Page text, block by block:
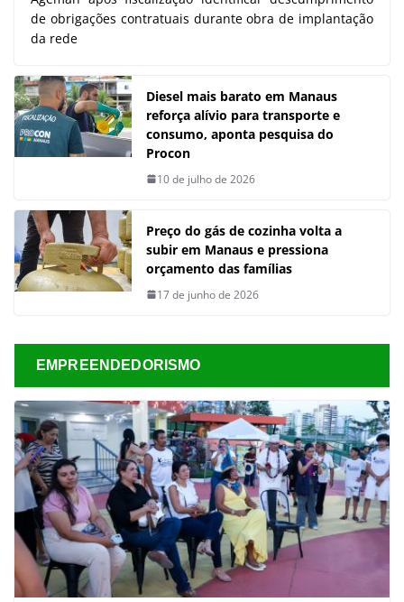
de obrigações contratuais durante obra de implantação
da rede
Diesel mais barato em Manaus
reforça alívio para transporte e
consumo, aponta pesquisa do
Procon
10 de julho de 2026
Preço do gás de cozinha volta a
subir em Manaus e pressiona
orçamento das famílias
17 de junho de 2026
EMPREENDEDORISMO